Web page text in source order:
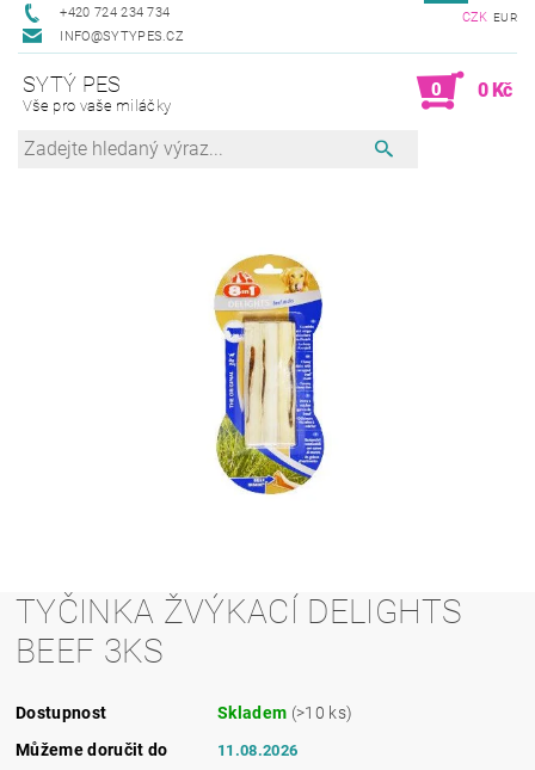
+420 724 234 734
INFO@SYTYPES.CZ
CZK EUR
SYTÝ PES
Vše pro vaše miláčky
0 0 Kč
TYČINKA ŽVÝKACÍ DELIGHTS
BEEF 3KS
Dostupnost Skladem (>10 ks)
Můžeme doručit do
11.08.2026